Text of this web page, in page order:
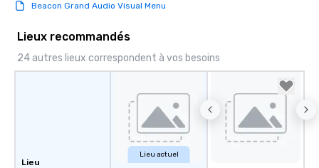
Beacon Grand Audio Visual Menu
Lieux recommandés
24 autres lieux correspondent à vos besoins
Lieu
Lieu actuel